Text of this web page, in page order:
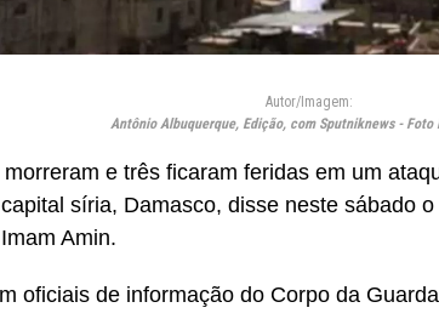
Autor/Imagem:
Antônio Albuquerque, Edição, com Sputniknews - Foto
e três ficaram feridas em um
síria, Damasco, disse neste sábado
Amin.
oficiais de informação do Corpo da